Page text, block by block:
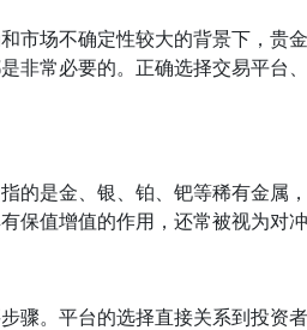
市场不确定性较大的背景下，贵
非常必要的。正确选择交易平台
的是金、银、铂、钯等稀有金属
值增值的作用，还常被视为对
。平台的选择直接关系到投资